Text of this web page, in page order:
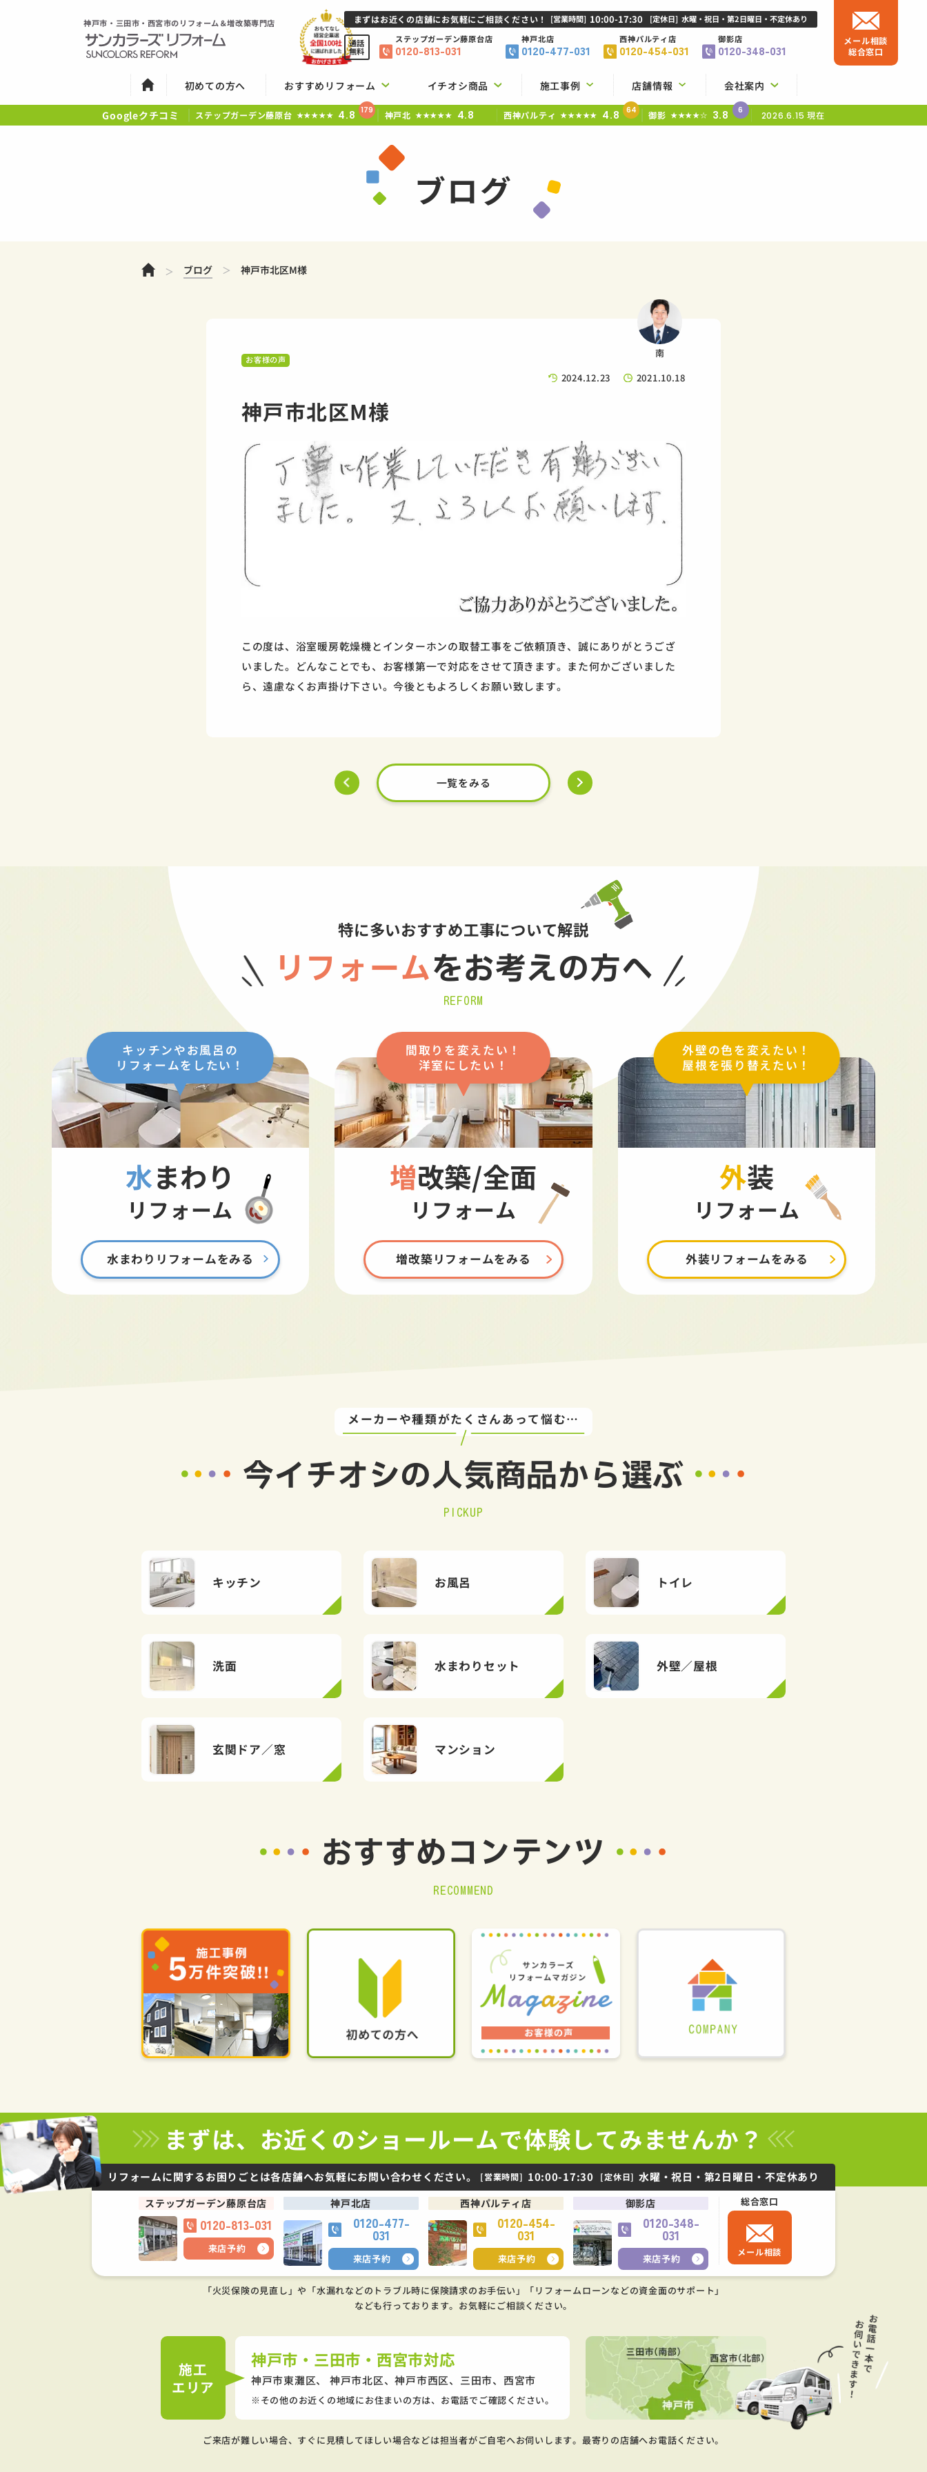
神戸市・三田市・西宮市のリフォーム＆増改築専門店
初めての方へ おすすめリフォーム イチオシ商品 施工事例 店舗情報 会社案内
まずはお近くの店舗にお気軽にご相談ください！ [営業時間] 10:00-17:30 [定休日] 水曜・祝日・第2日曜日・不定休あり
通話
無料
ステップガーデン藤原台店
0120-813-031
神戸北店
0120-477-031
西神パルティ店
0120-454-031
御影店
0120-348-031
メール相談
総合窓口
Googleクチコミ ステップガーデン藤原台 ★★★★★ 4.8 179 神戸北 ★★★★★ 4.8 西神パルティ ★★★★★ 4.8 64 御影 ★★★★☆ 3.8 6 2026.6.15 現在
ブログ
ホーム ブログ 神戸市北区M様
南
お客様の声
2024.12.23 2021.10.18
神戸市北区M様
この度は、浴室暖房乾燥機とインターホンの取替工事をご依頼頂き、誠にありがとうござ
いました。どんなことでも、お客様第一で対応をさせて頂きます。また何かございました
ら、遠慮なくお声掛け下さい。今後ともよろしくお願い致します。
一覧をみる
特に多いおすすめ工事について解説
リフォームをお考えの方へ
REFORM
キッチンやお風呂の
リフォームをしたい！
水まわり
リフォーム
水まわりリフォームをみる
間取りを変えたい！
洋室にしたい！
増改築/全面
リフォーム
増改築リフォームをみる
外壁の色を変えたい！
屋根を張り替えたい！
外装
リフォーム
外装リフォームをみる
メーカーや種類がたくさんあって悩む…
今イチオシの人気商品から選ぶ
PICKUP
キッチン お風呂 トイレ
洗面 水まわりセット 外壁／屋根
玄関ドア／窓 マンション
おすすめコンテンツ
RECOMMEND
まずは、お近くのショールームで体験してみませんか？
リフォームに関するお困りごとは各店舗へお気軽にお問い合わせください。 [営業時間] 10:00-17:30 [定休日] 水曜・祝日・第2日曜日・不定休あり
ステップガーデン藤原台店
0120-813-031
来店予約
神戸北店
0120-477-
031
来店予約
西神パルティ店
0120-454-
031
来店予約
御影店
0120-348-
031
来店予約
総合窓口
メール相談
「火災保険の見直し」や「水漏れなどのトラブル時に保険請求のお手伝い」「リフォームローンなどの資金面のサポート」
なども行っております。 お気軽にご相談ください。
施工
エリア
神戸市・三田市・西宮市対応
神戸市東灘区、 神戸市北区、神戸市西区、 三田市、西宮市
その他のお近くの地域にお住まいの方は、お電話でご確認ください。
ご来店が難しい場合、すぐに見積してほしい場合などは担当者がご自宅へお伺いします。最寄りの店舗へお電話ください。